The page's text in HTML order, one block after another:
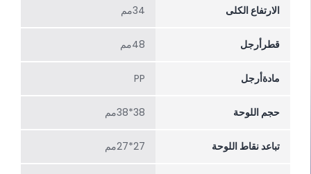
الارتفاع الکلی 34مم
قطرأرجل 48مم
مادةأرجل PP
حجم اللوحة 38*38مم
تباعد نقاط اللوحة 27*27مم